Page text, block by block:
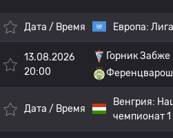
Дата / Время Европа:
13.08.2026
20:00
Горник Забже
Ференцварош
Дата / Время
Венгрия:
чемпионат 1